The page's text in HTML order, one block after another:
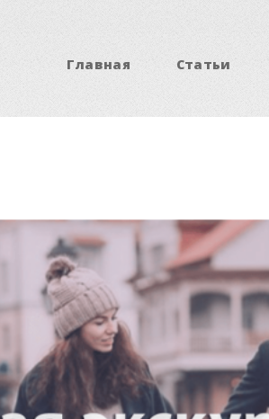
Главная Статьи